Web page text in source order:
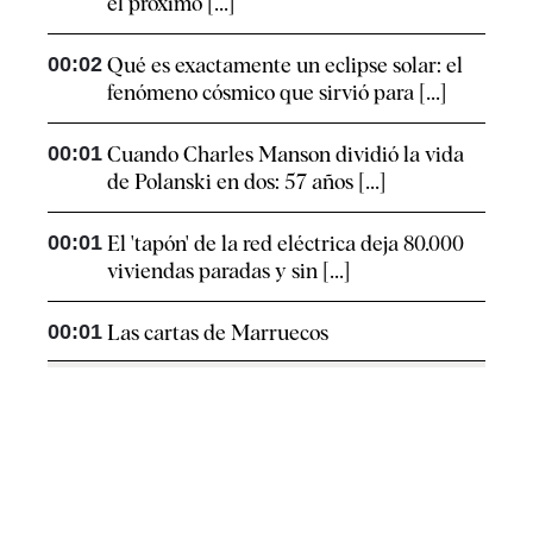
00:02 Qué es exactamente un eclipse solar: el
fenómeno cósmico que sirvió para [...]
00:01 Cuando Charles Manson dividió la vida
de Polanski en dos: 57 años [...]
00:01 El 'tapón' de la red eléctrica deja 80.000
viviendas paradas y sin [...]
00:01 Las cartas de Marruecos